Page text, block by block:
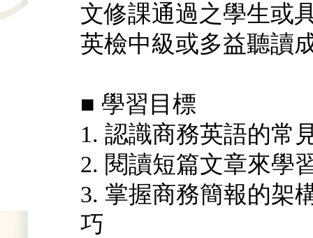
文修課通過之學生或
英檢中級或多益聽讀
■ 學習目標
1. 認識商務英語的常
2. 閱讀短篇文章來學
3. 掌握商務簡報的架
巧